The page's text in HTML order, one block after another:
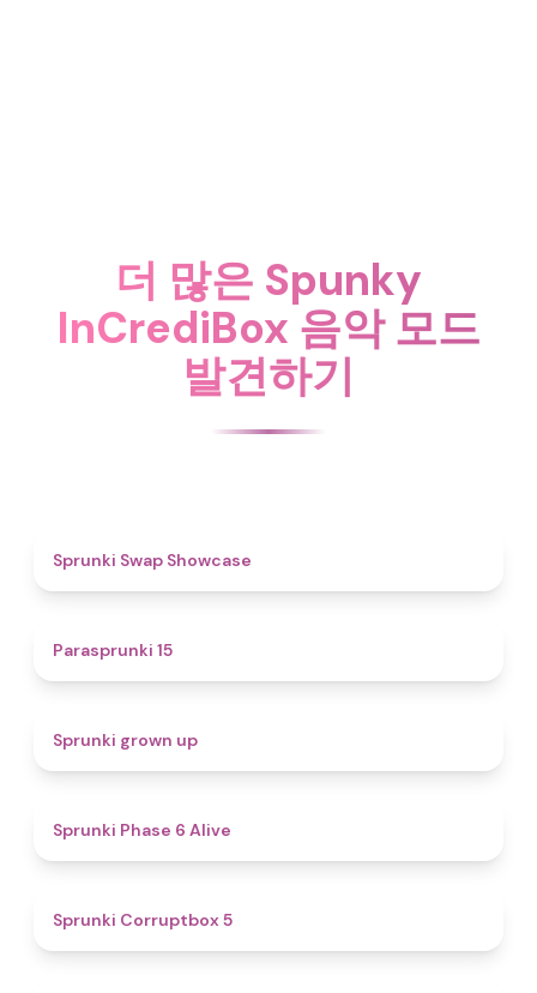
더 많은 Spunky
InCrediBox 음악 모드
발견하기
Sprunki Swap Showcase
Parasprunki 15
Sprunki grown up
Sprunki Phase 6 Alive
Sprunki Corruptbox 5